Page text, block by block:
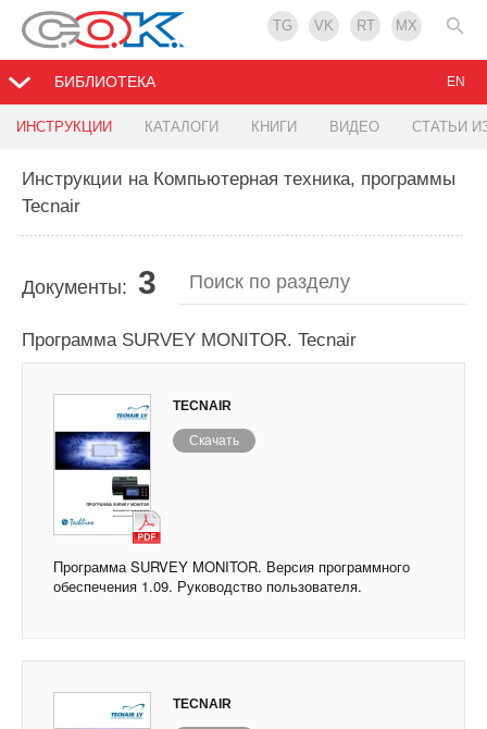
TG VK RT MX
БИБЛИОТЕКА
ИНСТРУКЦИИ КАТАЛОГИ КНИГИ ВИДЕО СТАТЬИ
EN
Инструкции на Компьютерная техника, программы
Tecnair
Документы: 3
Программа SURVEY MONITOR. Tecnair
TECNAIR
Скачать
Программа SURVEY MONITOR. Версия программного
обеспечения 1.09. Руководство пользователя.
TECNAIR